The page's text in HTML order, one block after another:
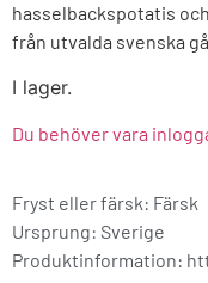
hasselbackspotatis
från utvalda svenska
I lager.
Du behöver vara
Fryst eller färsk: Färsk
Ursprung: Sverige
Produktinformation: